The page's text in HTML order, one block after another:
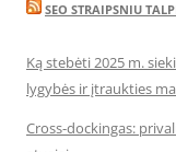
SEO STRAIPSNIU
Ką stebėti 2025 m.
lygybės ir įtraukties
Cross-dockingas: